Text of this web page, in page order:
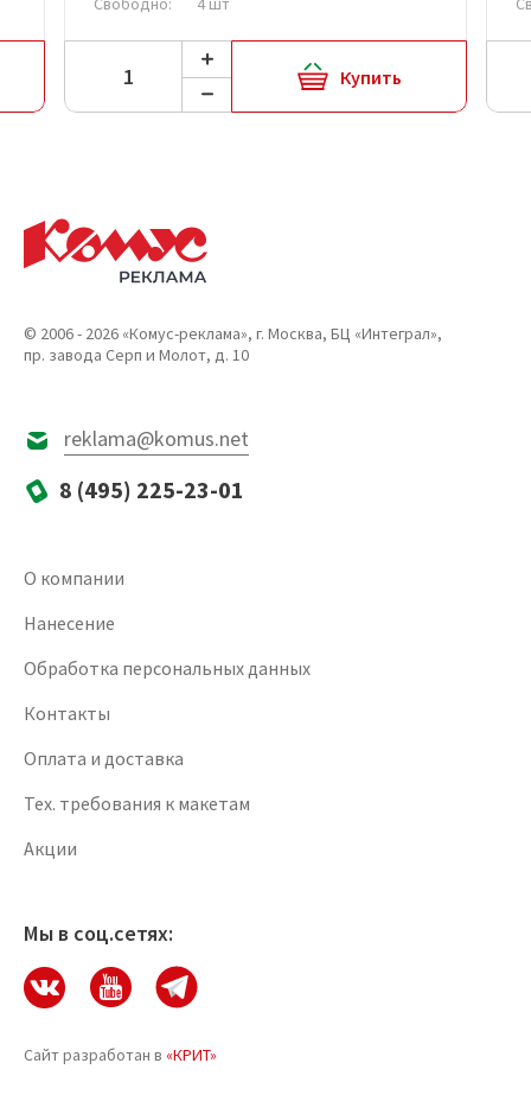
Купить
© 2006 - 2026 «Комус-реклама», г. Москва, БЦ «Интеграл»,
пр. завода Серп и Молот, д. 10
reklama@komus.net
8 (495) 225-23-01
О компании
Нанесение
Обработка персональных данных
Контакты
Оплата и доставка
Тех. требования к макетам
Акции
Мы в соц.сетях:
Сайт разработан в «КРИТ»